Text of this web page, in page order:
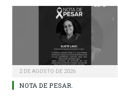
2 DE AGOSTO DE 2026
NOTA DE PESAR.